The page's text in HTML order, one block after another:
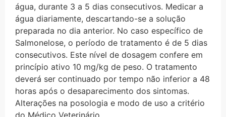
água, durante 3 a 5 dias consecutivos. Medicar a
água diariamente, descartando-se a solução
preparada no dia anterior. No caso específico de
Salmonelose, o período de tratamento é de 5 dias
consecutivos. Este nível de dosagem confere em
princípio ativo 10 mg/kg de peso. O tratamento
deverá ser continuado por tempo não inferior a 48
horas após o desaparecimento dos sintomas.
Alterações na posologia e modo de uso a critério
do Médico Veterinário.